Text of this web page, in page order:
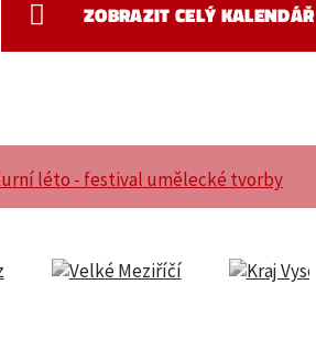
ZOBRAZIT CELÝ KALENDÁŘ